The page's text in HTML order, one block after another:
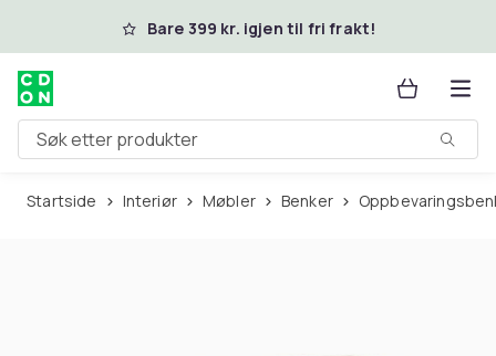
Hopp til hovedinnholdBare 399 kr. igjen til fri frakt!
Søk etter produkter
Startside Interiør Møbler Benker